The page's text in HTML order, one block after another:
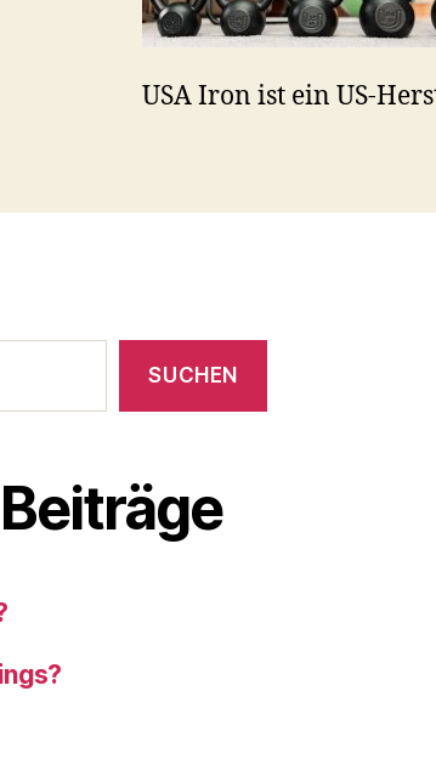
USA Iron ist ein US-
SUCHEN